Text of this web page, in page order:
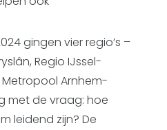
gingen vier regio’s –
Regio IJssel-
Arnhem-
met de vraag: hoe
leidend zijn? De